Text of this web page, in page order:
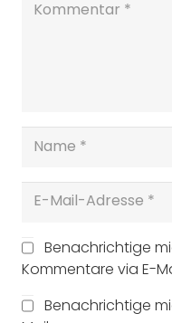
Benachrichtige
Kommentare via E-
Benachrichtige